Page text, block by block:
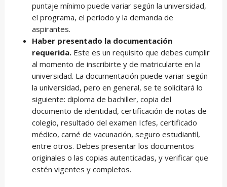
puntaje mínimo puede variar según la universidad,
el programa, el periodo y la demanda de
aspirantes.
Haber presentado la documentación
requerida. Este es un requisito que debes cumplir
al momento de inscribirte y de matricularte en la
universidad. La documentación puede variar según
la universidad, pero en general, se te solicitará lo
siguiente: diploma de bachiller, copia del
documento de identidad, certificación de notas de
colegio, resultado del examen Icfes, certificado
médico, carné de vacunación, seguro estudiantil,
entre otros. Debes presentar los documentos
originales o las copias autenticadas, y verificar que
estén vigentes y completos.